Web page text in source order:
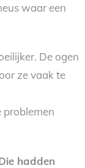
waar een
De ogen
ze vaak te
problemen
hadden